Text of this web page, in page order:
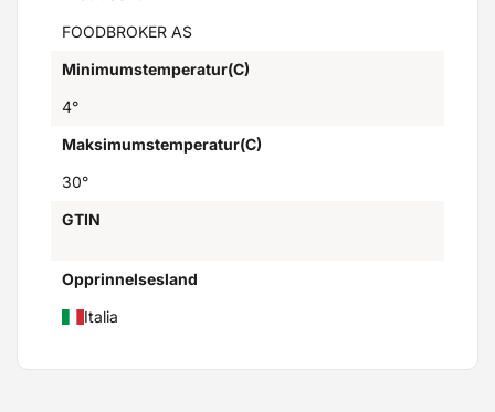
FOODBROKER AS
Minimumstemperatur(C)
4°
Maksimumstemperatur(C)
30°
GTIN
Opprinnelsesland
Italia